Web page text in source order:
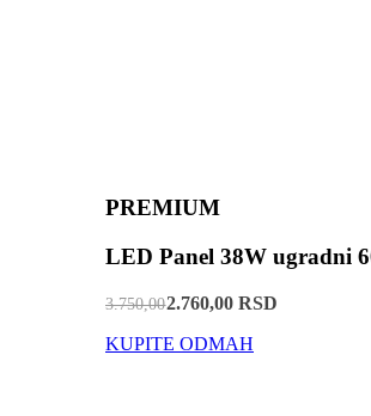
PREMIUM
LED Panel 38W ugradni
3.750,002.760,00 RSD
KUPITE ODMAH